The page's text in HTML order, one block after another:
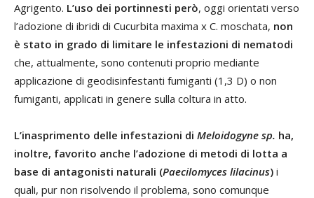
Agrigento. L’uso dei portinnesti però, oggi orientati verso
l’adozione di ibridi di Cucurbita maxima x C. moschata, non
è stato in grado di limitare le infestazioni di nematodi
che, attualmente, sono contenuti proprio mediante
applicazione di geodisinfestanti fumiganti (1,3 D) o non
fumiganti, applicati in genere sulla coltura in atto.
L’inasprimento delle infestazioni di Meloidogyne sp. ha,
inoltre, favorito anche l’adozione di metodi di lotta a
base di antagonisti naturali (Paecilomyces lilacinus) i
quali, pur non risolvendo il problema, sono comunque